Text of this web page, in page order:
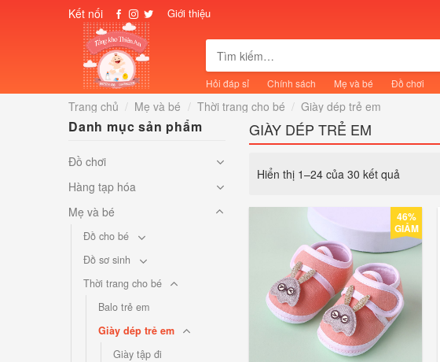
Kết nối Giới thiệu
kiếm:
Hỏi đáp sỉ Chính sách Mẹ và bé Đồ chơi
Trang chủ / Mẹ và bé / Thời trang cho bé / Giày dép trẻ em
Danh mục sản phẩm
Đồ chơi
Hàng tạp hóa
Mẹ và bé
Đồ cho bé
Đồ sơ sinh
Thời trang cho bé
Balo trẻ em
Giày dép trẻ em
Giày tập đi
GIÀY DÉP TRẺ EM
Hiển thị 1–24 của 30 kết quả
46%
GIẢM